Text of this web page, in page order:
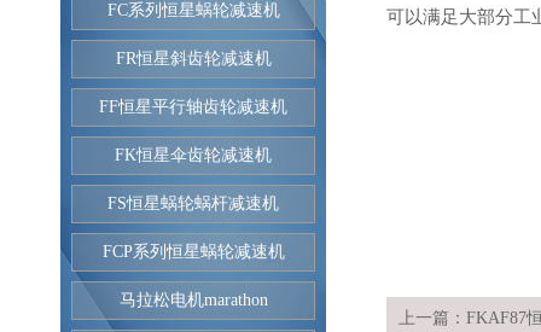
FC系列恒星蜗轮减速机
FR恒星斜齿轮减速机
FF恒星平行轴齿轮减速机
FK恒星伞齿轮减速机
FS恒星蜗轮蜗杆减速机
FCP系列恒星蜗轮减速机
马拉松电机marathon
可以满足大部分工
上一篇： FKAF87